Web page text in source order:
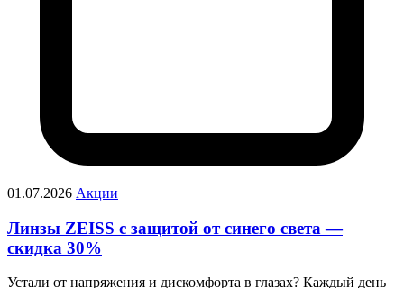
01.07.2026 Акции
Линзы ZEISS с защитой от синего света —
скидка 30%
Устали от напряжения и дискомфорта в глазах? Каждый день